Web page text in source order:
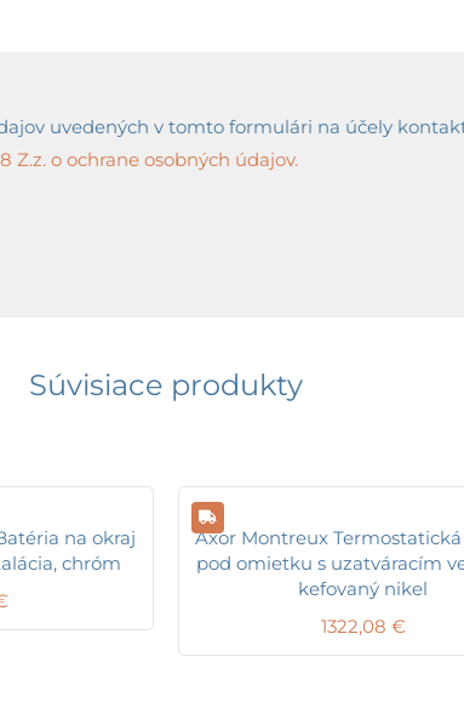
uvedených v tomto formulári na účely
Z.z. o ochrane osobných údajov.
Súvisiace produkty
na okraj
chróm
Axor Montreux
pod omietku s uzatváracím
kefovaný nikel
1322,08 €